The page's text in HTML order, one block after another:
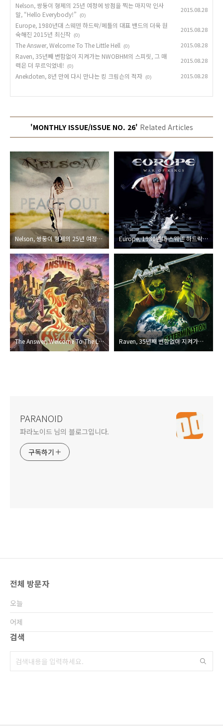
Nelson, 쌍둥이 형제의 25년 여정에 방점을 찍는 마지막 인사
말, “Hello Everybody!”
(0)
2015.08.28
Europe, 1980년대 스웨덴 하드락/메틀의 대표 밴드의 더욱 원
숙해진 2015년 최신작 (0)
2015.08.28
The Answer, Welcome To The Little Hell (0) 2015.08.28
Raven, 35년째 변함없이 지켜가는 NWOBHM의 스피릿, 그 매
력은 더 무르익었네!
(0)
2015.08.28
Anekdoten, 8년 만에 다시 만나는 킹 크림슨의 적자 (0) 2015.08.28
'MONTHLY ISSUE/ISSUE NO. 26' Related Articles
Nelson, 쌍둥이 형제의 25년 여정에 방점을 찍는 마지막 인사말, “Hello Everybody!” Europe, 1980년대 스웨덴 하드락/메틀의 대표 밴드의 더욱 원숙해진 2015년 최신작
The Answer, Welcome To The Little Hell Raven, 35년째 변함없이 지켜가는 NWOBHM의 스피릿, 그 매력은 더 무르익었네!
PARANOID
파라노이드 님의 블로그입니다.
구독하기
전체 방문자
오늘
어제
검색